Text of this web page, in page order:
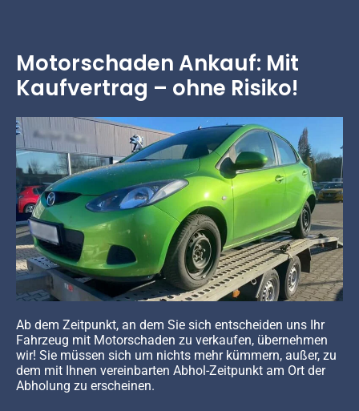
Motorschaden Ankauf: Mit
Kaufvertrag – ohne Risiko!
Ab dem Zeitpunkt, an dem Sie sich entscheiden uns Ihr
Fahrzeug mit Motorschaden zu verkaufen, übernehmen
wir! Sie müssen sich um nichts mehr kümmern, außer, zu
dem mit Ihnen vereinbarten Abhol-Zeitpunkt am Ort der
Abholung zu erscheinen.